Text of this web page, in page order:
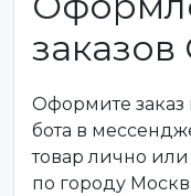
заказов
Оформите заказ
бота в
товар лично
по городу